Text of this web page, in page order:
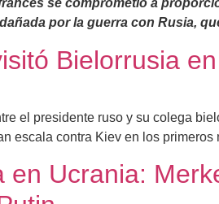
se comprometió a
por la guerra con Rusia,
Bielorrusia
el presidente ruso y su colega
escala contra Kiev en los primeros
en Ucrania: